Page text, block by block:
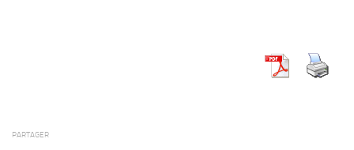
PARTAGER